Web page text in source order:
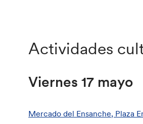
Actividades
Viernes 17 mayo
Mercado del Ensanche, Plaza